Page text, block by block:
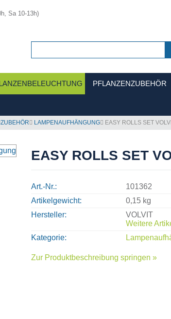
Sa 10-13h)
PFLANZENZUBEHÖR
LAMPENAUFHÄNGUNG EASY ROLLS SET
EASY ROLLS SET
Art.-Nr.
101362
Artikelgewicht
0,15 kg
Hersteller
VOLVIT
Weitere
Kategorie
Zur Produktbeschreibung springen »